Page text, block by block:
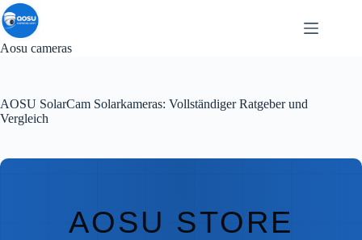
Zum
Inhalt
springen
Aosu cameras
AOSU SolarCam Solarkameras: Vollständiger Ratgeber und
Vergleich
AOSU STORE